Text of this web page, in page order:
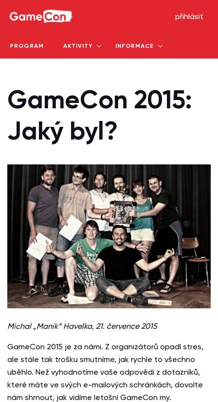
přihlásit
PROGRAM AKTIVITY INFORMACE
GameCon 2015:
Jaký byl?
Michal „Manik“ Havelka, 21. července 2015
GameCon 2015 je za námi. Z organizátorů opadl stres,
ale stále tak trošku smutníme, jak rychle to všechno
uběhlo. Než vyhodnotíme vaše odpovědi z dotazníků,
které máte ve svých e-mailových schránkách, dovolte
nám shrnout, jak vidíme letošní GameCon my.